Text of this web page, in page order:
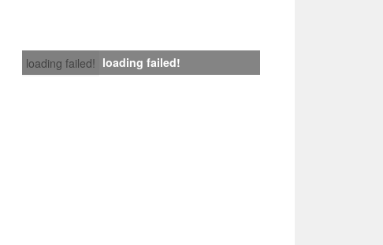
loading failed! loading failed!